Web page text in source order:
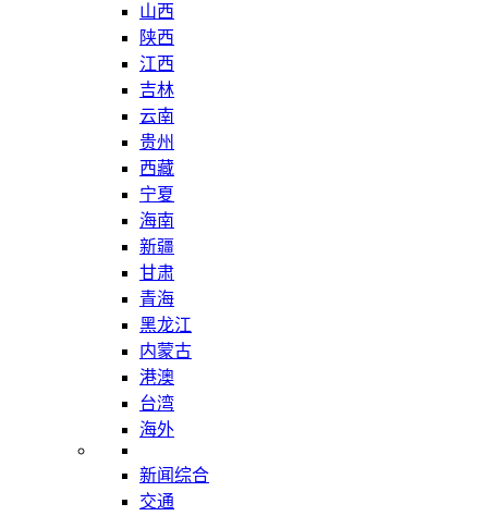
山西
陕西
江西
吉林
云南
贵州
西藏
宁夏
海南
新疆
甘肃
青海
黑龙江
内蒙古
港澳
台湾
海外
新闻综合
交通